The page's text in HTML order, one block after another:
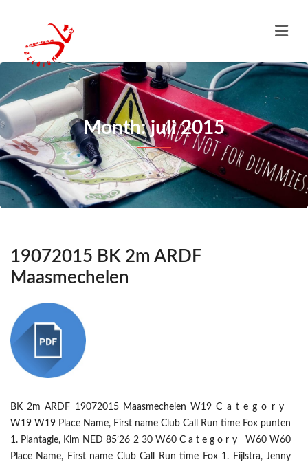
Month: juli 2015
19072015 BK 2m ARDF
Maasmechelen
BK 2m ARDF 19072015 Maasmechelen W19 C a t e g o r y
W19 W19 Place Name, First name Club Call Run time Fox punten
1. Plantagie, Kim NED 85’26 2 30 W60 C a t e g o r y W60 W60
Place Name, First name Club Call Run time Fox 1. Fijlstra, Jenny